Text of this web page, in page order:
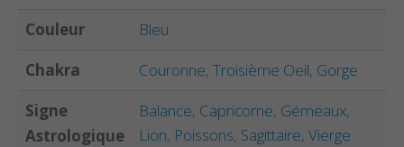
Couleur
Bleu
Chakra
Couronne, Troisième Oeil, Gorge
Signe
Astrologique
Balance, Capricorne, Gémeaux,
Lion, Poissons, Sagittaire, Vierge